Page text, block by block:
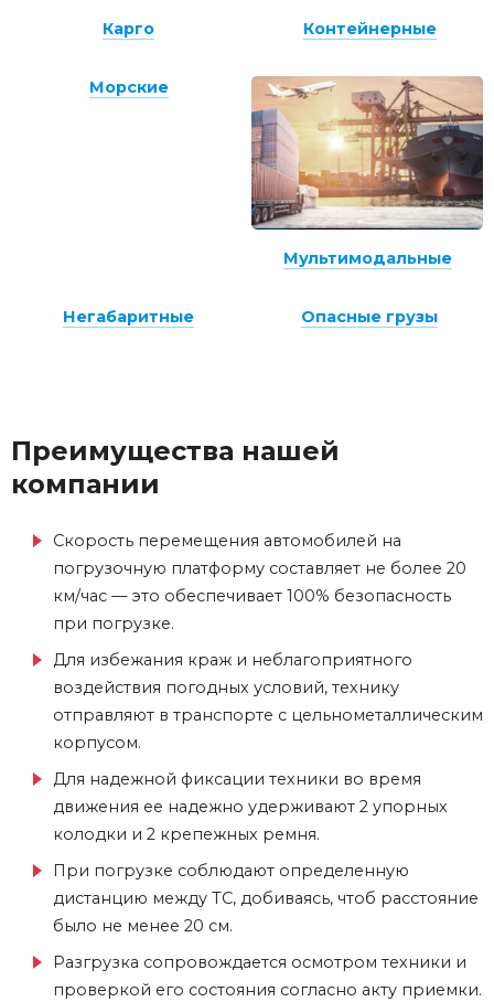
Преимущества нашей
компании
Скорость перемещения автомобилей на
погрузочную платформу составляет не более 20
км/час — это обеспечивает 100% безопасность
при погрузке.
Для избежания краж и неблагоприятного
воздействия погодных условий, технику
отправляют в транспорте с цельнометаллическим
корпусом.
Для надежной фиксации техники во время
движения ее надежно удерживают 2 упорных
колодки и 2 крепежных ремня.
При погрузке соблюдают определенную
дистанцию между ТС, добиваясь, чтоб расстояние
было не менее 20 см.
Разгрузка сопровождается осмотром техники и
проверкой его состояния согласно акту приемки.
Карго Контейнерные
Морские
Мультимодальные
Негабаритные Опасные грузы